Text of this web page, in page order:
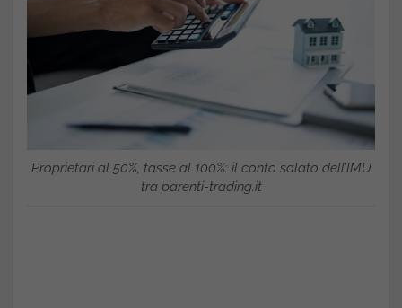
Proprietari al 50%, tasse al 100%: il conto salato dell’IMU
tra parenti-trading.it